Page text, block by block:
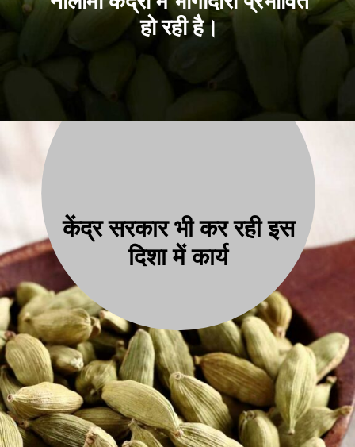
हो रही है।
केंद्र सरकार भी कर रही इस
दिशा में कार्य